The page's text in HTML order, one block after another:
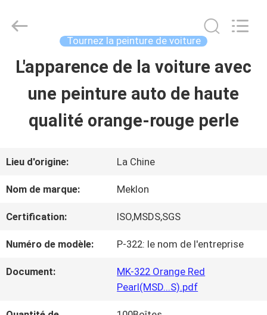
APERÇU
PRODUITS
VIDÉOS
DE
NOUS
Meklon
Tournez la peinture de voiture
L'apparence de la voiture avec
une peinture auto de haute
qualité orange-rouge perle
Lieu d'origine: La Chine
Nom de marque: Meklon
Certification: ISO,MSDS,SGS
Numéro de modèle: P-322: le nom de l'entreprise
Document:
MK-322 Orange Red
Pearl(MSD...S).pdf